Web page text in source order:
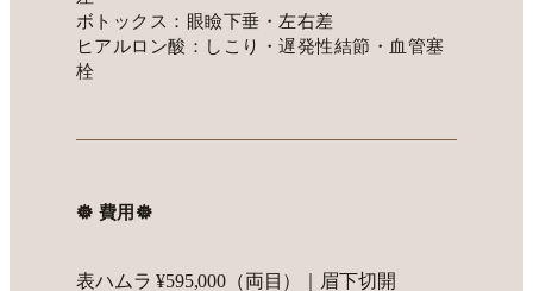
ボトックス：眼瞼下垂・左右差
ヒアルロン酸：しこり・遅発性結節・血管塞
栓
𖣔 費用𖣔
表ハムラ ¥595,000（両目）｜眉下切開